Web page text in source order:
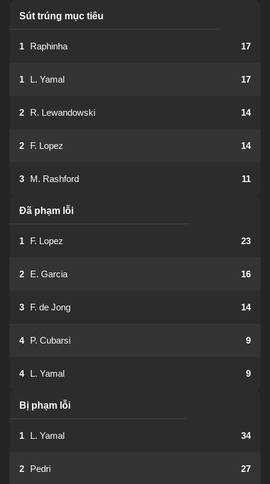
Sút trúng mục tiêu
1 Raphinha 17
1 L. Yamal 17
2 R. Lewandowski 14
2 F. Lopez 14
3 M. Rashford 11
Đã phạm lỗi
1 F. Lopez 23
2 E. Garcia 16
3 F. de Jong 14
4 P. Cubarsi 9
4 L. Yamal 9
Bị phạm lỗi
1 L. Yamal 34
2 Pedri 27